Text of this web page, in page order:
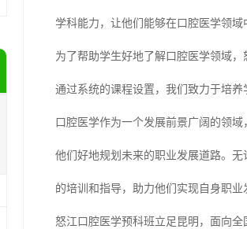
学科能力，让他们能够在口腔医学领域
为了帮助学生好地了解口腔医学领域
通过系统的课程设置，我们致力于培
口腔医学作为一个发展前景广阔的领
他们好地规划未来的职业发展道路。
的培训和指导，助力他们实现自身职业
怒江口腔医学预科班立足昆明，面向